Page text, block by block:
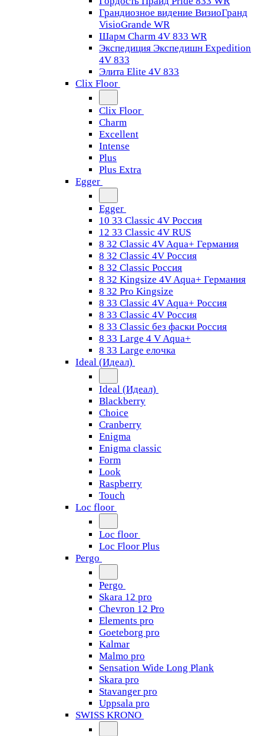
Грандиозное видение ВизиоГранд
VisioGrande WR
Шарм Charm 4V 833 WR
Экспедиция Экспедишн Expedition
4V 833
Элита Elite 4V 833
Clix Floor
Clix Floor
Charm
Excellent
Intense
Plus
Plus Extra
Egger
Egger
10 33 Classic 4V Россия
12 33 Classic 4V RUS
8 32 Classic 4V Aqua+ Германия
8 32 Classic 4V Россия
8 32 Classic Россия
8 32 Kingsize 4V Aqua+ Германия
8 32 Pro Kingsize
8 33 Classic 4V Aqua+ Россия
8 33 Classic 4V Россия
8 33 Classic без фаски Россия
8 33 Large 4 V Aqua+
8 33 Large елочка
Ideal (Идеал)
Ideal (Идеал)
Blackberry
Choice
Cranberry
Enigma
Enigma classic
Form
Look
Raspberry
Touch
Loc floor
Loc floor
Loc Floor Plus
Pergo
Pergo
Skara 12 pro
Chevron 12 Pro
Elements pro
Goeteborg pro
Kalmar
Malmo pro
Sensation Wide Long Plank
Skara pro
Stavanger pro
Uppsala pro
SWISS KRONO